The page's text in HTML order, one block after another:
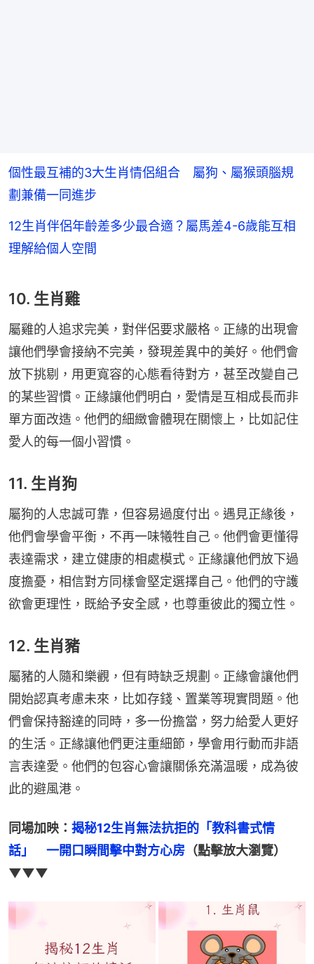
個性最互補的3大生肖情侶組合 屬狗、屬猴頭腦規
劃兼備一同進步
12生肖伴侶年齡差多少最合適？屬馬差4-6歲能互相
理解給個人空間
10. 生肖雞
屬雞的人追求完美，對伴侶要求嚴格。正緣的出現會
讓他們學會接納不完美，發現差異中的美好。他們會
放下挑剔，用更寬容的心態看待對方，甚至改變自己
的某些習慣。正緣讓他們明白，愛情是互相成長而非
單方面改造。他們的細緻會體現在關懷上，比如記住
愛人的每一個小習慣。
11. 生肖狗
屬狗的人忠誠可靠，但容易過度付出。遇見正緣後，
他們會學會平衡，不再一味犧牲自己。他們會更懂得
表達需求，建立健康的相處模式。正緣讓他們放下過
度擔憂，相信對方同樣會堅定選擇自己。他們的守護
欲會更理性，既給予安全感，也尊重彼此的獨立性。
12. 生肖豬
屬豬的人隨和樂觀，但有時缺乏規劃。正緣會讓他們
開始認真考慮未來，比如存錢、置業等現實問題。他
們會保持豁達的同時，多一份擔當，努力給愛人更好
的生活。正緣讓他們更注重細節，學會用行動而非語
言表達愛。他們的包容心會讓關係充滿温暖，成為彼
此的避風港。
同場加映： 揭秘12生肖無法抗拒的「教科書式情
話」　一開口瞬間擊中對方心房 （點擊放大瀏覽）
▼▼▼